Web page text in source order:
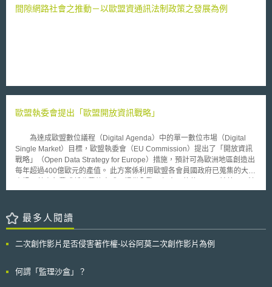
之，任何產業類型的企業都可能會有屬於營業秘密的資訊，為維護企業的商
地申請上市註冊的過程中，獲得簡化審查的優惠措施。在此框架下，Anvisa
用品管理局（Therapeutic Goods Administration, TGA）之澳洲治療用品登
MHLW）之上市前批准。另外，欲適用簡化程序的註冊產品，則需與AREE
Essencialmente Idêntico），具體包含產品之技術規格、適應症、預期用
途、製造商、製造流程，以及安全與性能上的一致性。 此政策透過值得信
賴的監管單位把關，不僅可促進國際間醫療器材之貿易流通，更可能有效減
少巴西當局於審查過程的行政成本，進而提升國內的產品審查效率。然值得
注意的是，在各國醫療器材監管法規與行政裁量基準不完全一致的現況下，
各國政府對於醫療器材之分類、臨床數據及健康風險的解釋與判斷結果也不
自AREE之證明文件，有待未來持續觀察其實施成效。
間隙網路社會之推動－以歐盟資通訊法制政策之發展為例
歐盟執委會提出「歐盟開放資訊戰略」
為達成歐盟數位議程（Digital Agenda）中的單一數位市場（Digital
Single Market）目標，歐盟執委會（EU Commission）提出了「開放資訊
戰略」（Open Data Strategy for Europe）措施，預計可為歐洲地區創造出
每年超過400億歐元的產值。 此方案係利用歐盟各會員國政府已蒐集的大量
國已完成相關整備，蓄勢待發 。 歐盟此目標包含三個具體措施：a.歐
歐洲開放資訊的公平競爭環境；c.從2011至2013年投入共1億歐元，以進行
資料處理研究。 此外執委會建議修正2003年公共部門資訊再利用指令
下，應開放予所有人任何目的使用；b.除了必要成本外，不得收取其他費
擴展指令覆蓋範圍，包含博物館與圖書館等。 歐盟執委會現已著手建立新
最多人閱讀
二次創作影片是否侵害著作權-以谷阿莫二次創作影片為例
何謂「監理沙盒」？